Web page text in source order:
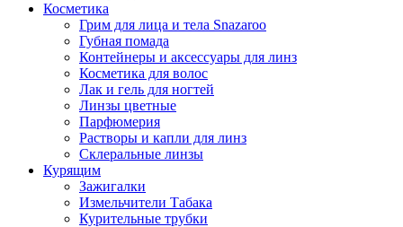
Косметика
Грим для лица и тела Snazaroo
Губная помада
Контейнеры и аксессуары для линз
Косметика для волос
Лак и гель для ногтей
Линзы цветные
Парфюмерия
Растворы и капли для линз
Склеральные линзы
Курящим
Зажигалки
Измельчители Табака
Курительные трубки